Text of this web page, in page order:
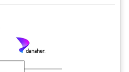
uso requiere atribución según CC BY 4.0.